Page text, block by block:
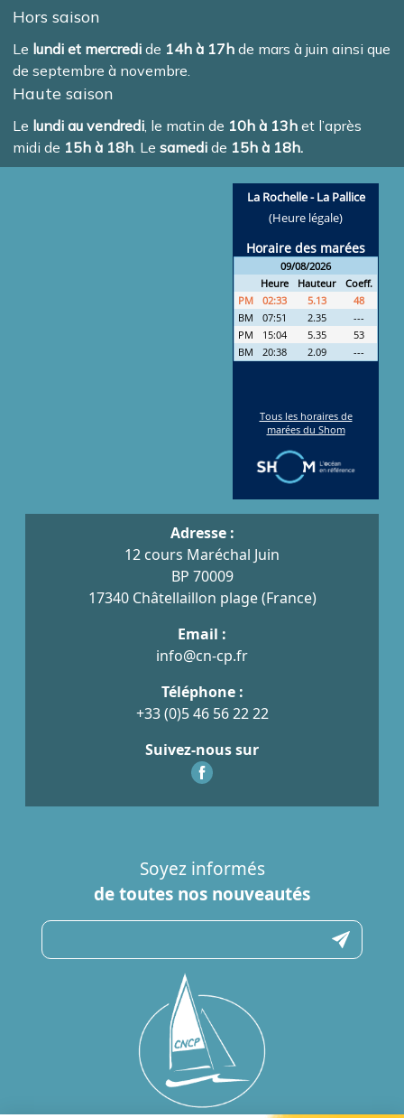
Hors saison
Le lundi et mercredi de 14h à 17h de mars à juin ainsi que
de septembre à novembre.
Haute saison
Le lundi au vendredi , le matin de 10h à 13h et l’après
midi de 15h à 18h . Le samedi de 15h à 18h.
Adresse :
12 cours Maréchal Juin
BP 70009
17340 Châtellaillon plage (France)
Email :
info@cn-cp.fr
Téléphone :
+33 (0)5 46 56 22 22
Suivez-nous sur
Soyez informés
de toutes nos nouveautés